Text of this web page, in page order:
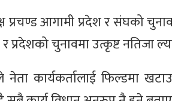
प्रचण्ड आगामी प्रदेश र संघको
प्रदेशको चुनावमा उत्कृष्ट नतिजा
कार्यकर्तालाई फिल्डमा